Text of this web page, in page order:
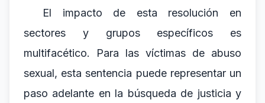
El impacto de esta resolución en
sectores y grupos específicos es
multifacético. Para las víctimas de abuso
sexual, esta sentencia puede representar un
paso adelante en la búsqueda de justicia y